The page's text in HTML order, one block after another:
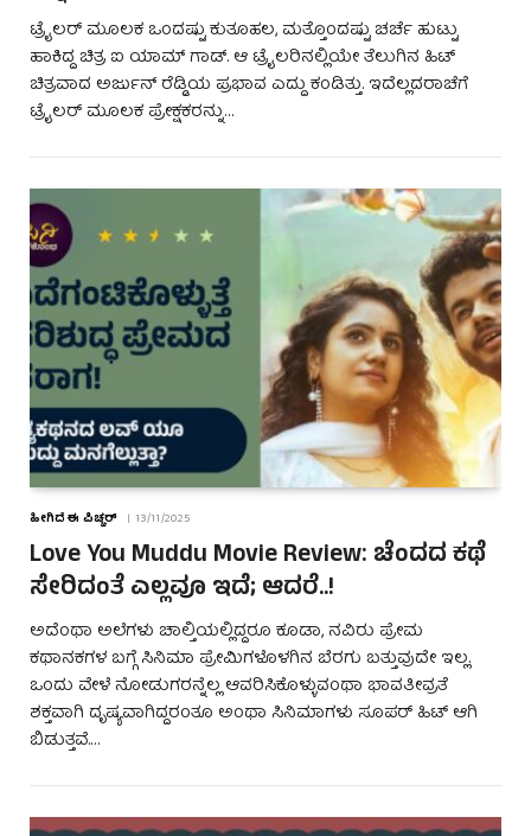
ಟ್ರೈಲರ್ ಮೂಲಕ ಒಂದಷ್ಟು ಕುತೂಹಲ, ಮತ್ತೊಂದಷ್ಟು ಚರ್ಚೆ ಹುಟ್ಟು
ಹಾಕಿದ್ದ ಚಿತ್ರ ಐ ಯಾಮ್ ಗಾಡ್. ಆ ಟ್ರೈಲರಿನಲ್ಲಿಯೇ ತೆಲುಗಿನ ಹಿಟ್
ಚಿತ್ರವಾದ ಅರ್ಜುನ್ ರೆಡ್ಡಿಯ ಪ್ರಭಾವ ಎದ್ದು ಕಂಡಿತ್ತು. ಇದೆಲ್ಲದರಾಚೆಗೆ
ಟ್ರೈಲರ್ ಮೂಲಕ ಪ್ರೇಕ್ಷಕರನ್ನು…
ಹೀಗಿದೆ ಈ ಪಿಚ್ಚರ್ 13/11/2025
Love You Muddu Movie Review: ಚೆಂದದ ಕಥೆ
ಸೇರಿದಂತೆ ಎಲ್ಲವೂ ಇದೆ; ಆದರೆ..!
ಅದೆಂಥಾ ಅಲೆಗಳು ಚಾಲ್ತಿಯಲ್ಲಿದ್ದರೂ ಕೂಡಾ, ನವಿರು ಪ್ರೇಮ
ಕಥಾನಕಗಳ ಬಗ್ಗೆ ಸಿನಿಮಾ ಪ್ರೇಮಿಗಳೊಳಗಿನ ಬೆರಗು ಬತ್ತುವುದೇ ಇಲ್ಲ.
ಒಂದು ವೇಳೆ ನೋಡುಗರನ್ನೆಲ್ಲ ಆವರಿಸಿಕೊಳ್ಳುವಂಥಾ ಭಾವತೀವ್ರತೆ
ಶಕ್ತವಾಗಿ ದೃಷ್ಯವಾಗಿದ್ದರಂತೂ ಅಂಥಾ ಸಿನಿಮಾಗಳು ಸೂಪರ್ ಹಿಟ್ ಆಗಿ
ಬಿಡುತ್ತವೆ.…